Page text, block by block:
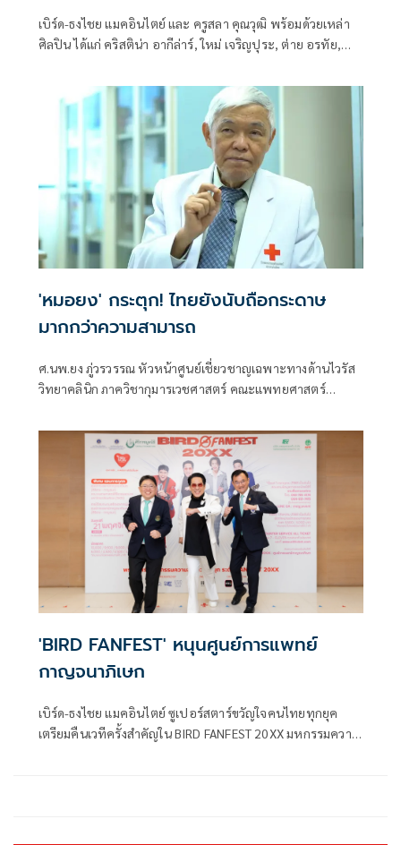
เบิร์ด-ธงไชย แมคอินไตย์ และ ครูสลา คุณวุฒิ พร้อมด้วยเหล่า
ศิลปิน ได้แก่ คริสติน่า อากีล่าร์, ใหม่ เจริญปุระ, ต่าย อรทัย,
สวรรคตของ สมเด็จพระนางเจ้าสิริกิติ์ พระบรมราชินีนาถ
พระบรมราชชนนีพันปีหลวง และน้อมรำลึกในพระ
มหากรุณาธิคุณอันหาที่สุดมิได้ ที่ทรงบำเพ็ญพระราชกรณียกิจ
เพื่อประโยชน์สุขของปวงชนชาวไทย ทั้งด้านการส่งเสริมอาชีพ
การอนุรักษ์ศิลปวัฒนธรรม และการดูแลประชาชนผู้ด้อยโอกาส
ตลอดระยะเวลายาวนาน
'หมอยง' กระตุก! ไทยยังนับถือกระดาษ
มากกว่าความสามารถ
ศ.นพ.ยง ภู่วรวรรณ หัวหน้าศูนย์เชี่ยวชาญเฉพาะทางด้านไวรัส
วิทยาคลินิก ภาควิชากุมารเวชศาสตร์ คณะแพทยศาสตร์
"ประเทศไทยยังนับถือกระดาษ" โดยระบุว่า
'BIRD FANFEST' หนุนศูนย์การแพทย์
กาญจนาภิเษก
เบิร์ด-ธงไชย แมคอินไตย์ ซูเปอร์สตาร์ขวัญใจคนไทยทุกยุค
เตรียมคืนเวทีครั้งสำคัญใน BIRD FANFEST 20XX มหกรรมความ